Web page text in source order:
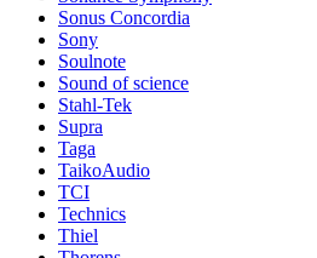
Sonus Concordia
Sony
Soulnote
Sound of science
Stahl-Tek
Supra
Taga
TaikoAudio
TCI
Technics
Thiel